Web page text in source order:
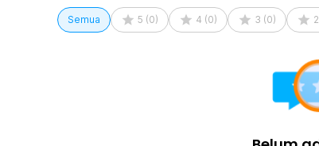
Semua 5 (0) 4 (0) 3 (0) 2